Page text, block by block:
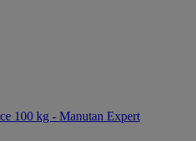
100 kg - Manutan Expert